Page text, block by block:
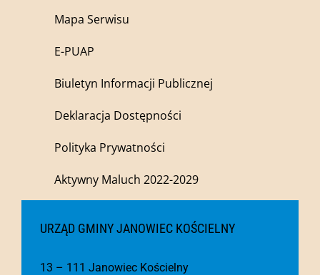
Mapa Serwisu
E-PUAP
Biuletyn Informacji Publicznej
Deklaracja Dostępności
Polityka Prywatności
Aktywny Maluch 2022-2029
URZĄD GMINY JANOWIEC KOŚCIELNY
13 – 111 Janowiec Kościelny